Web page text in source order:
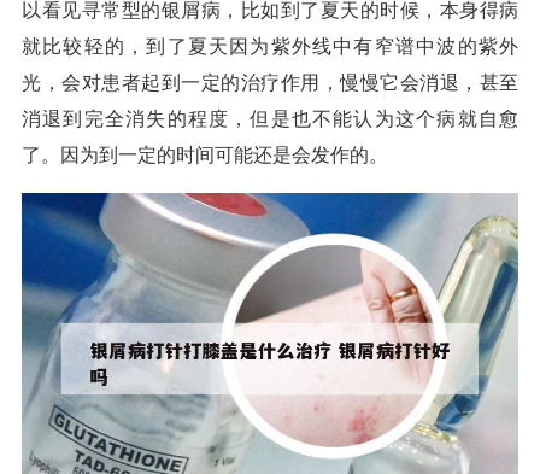
以看见寻常型的银屑病，比如到了夏天的时候，本身得病
就比较轻的，到了夏天因为紫外线中有窄谱中波的紫外
光，会对患者起到一定的治疗作用，慢慢它会消退，甚至
消退到完全消失的程度，但是也不能认为这个病就自愈
了。因为到一定的时间可能还是会发作的。